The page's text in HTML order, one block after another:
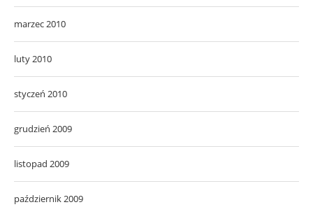
marzec 2010
luty 2010
styczeń 2010
grudzień 2009
listopad 2009
październik 2009